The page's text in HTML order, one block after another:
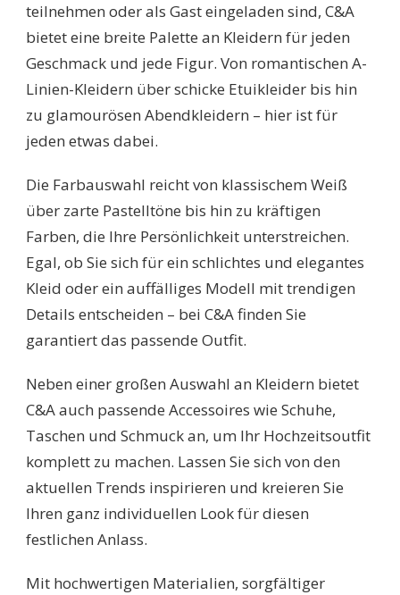
teilnehmen oder als Gast eingeladen sind, C&A
bietet eine breite Palette an Kleidern für jeden
Geschmack und jede Figur. Von romantischen A-
Linien-Kleidern über schicke Etuikleider bis hin
zu glamourösen Abendkleidern – hier ist für
jeden etwas dabei.
Die Farbauswahl reicht von klassischem Weiß
über zarte Pastelltöne bis hin zu kräftigen
Farben, die Ihre Persönlichkeit unterstreichen.
Egal, ob Sie sich für ein schlichtes und elegantes
Kleid oder ein auffälliges Modell mit trendigen
Details entscheiden – bei C&A finden Sie
garantiert das passende Outfit.
Neben einer großen Auswahl an Kleidern bietet
C&A auch passende Accessoires wie Schuhe,
Taschen und Schmuck an, um Ihr Hochzeitsoutfit
komplett zu machen. Lassen Sie sich von den
aktuellen Trends inspirieren und kreieren Sie
Ihren ganz individuellen Look für diesen
festlichen Anlass.
Mit hochwertigen Materialien, sorgfältiger